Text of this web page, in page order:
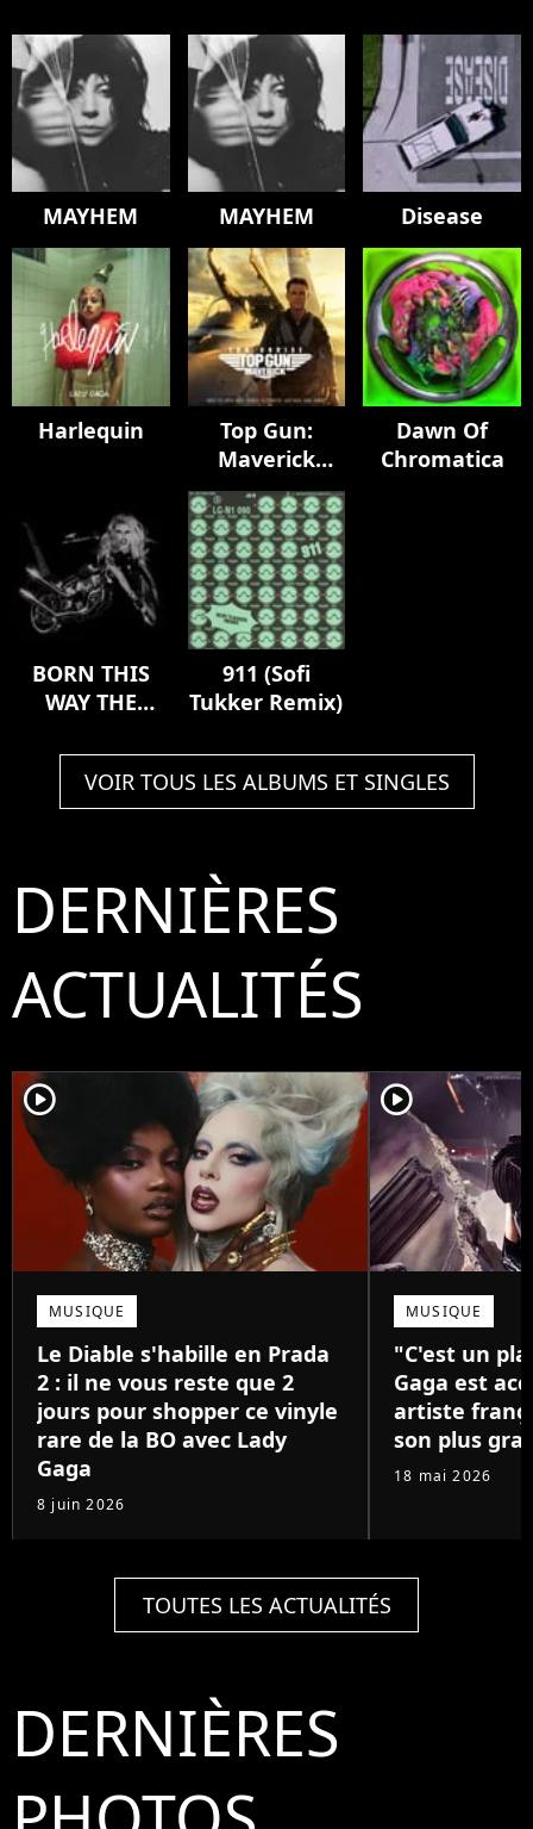
MAYHEM MAYHEM Disease
Harlequin
Top Gun:
Maverick
(Music From
The Motion
Picture)
Dawn Of
Chromatica
BORN THIS
WAY THE
ANNIVERSARY
911 (Sofi
Tukker Remix)
VOIR TOUS LES ALBUMS ET SINGLES
DERNIÈRES
ACTUALITÉS
player2
MUSIQUE
Le Diable s'habille en Prada
2 : il ne vous reste que 2
jours pour shopper ce vinyle
rare de la BO avec Lady
Gaga
8 juin 2026
player2
MUSIQUE
"C'est un
Gaga est
artiste
son plus
18 mai 2026
TOUTES LES ACTUALITÉS
DERNIÈRES